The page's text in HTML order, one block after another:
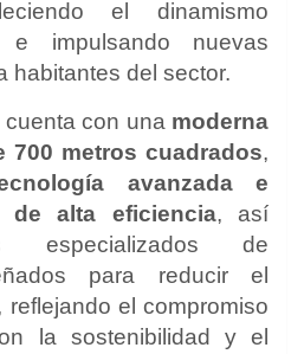
el dinamismo
e impulsando nuevas
habitantes del sector.
con una moderna
700 metros cuadrados,
avanzada e
de alta eficiencia, así
especializados de
para reducir el
reflejando el compromiso
la sostenibilidad y el